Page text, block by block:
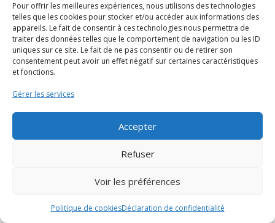
Pour offrir les meilleures expériences, nous utilisons des technologies
telles que les cookies pour stocker et/ou accéder aux informations des
appareils. Le fait de consentir à ces technologies nous permettra de
traiter des données telles que le comportement de navigation ou les ID
uniques sur ce site. Le fait de ne pas consentir ou de retirer son
consentement peut avoir un effet négatif sur certaines caractéristiques
et fonctions.
Gérer les services
Accepter
Refuser
Voir les préférences
Politique de cookiesDéclaration de confidentialité